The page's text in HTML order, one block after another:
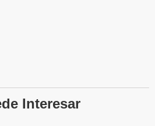
Interesar